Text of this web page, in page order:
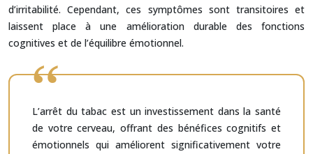
d’irritabilité. Cependant, ces symptômes sont transitoires et
laissent place à une amélioration durable des fonctions
cognitives et de l’équilibre émotionnel.
L’arrêt du tabac est un investissement dans la santé
de votre cerveau, offrant des bénéfices cognitifs et
émotionnels qui améliorent significativement votre